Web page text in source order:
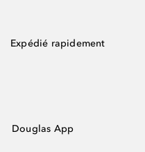
Expédié rapidement
Douglas App